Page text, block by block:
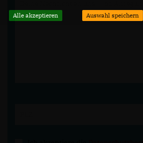
Alle akzeptieren Auswahl speichern